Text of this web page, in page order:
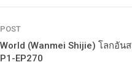
(Wanmei Shijie) โลกอั
EP270